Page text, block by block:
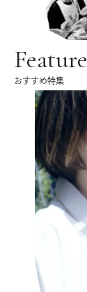
Feature
おすすめ特集